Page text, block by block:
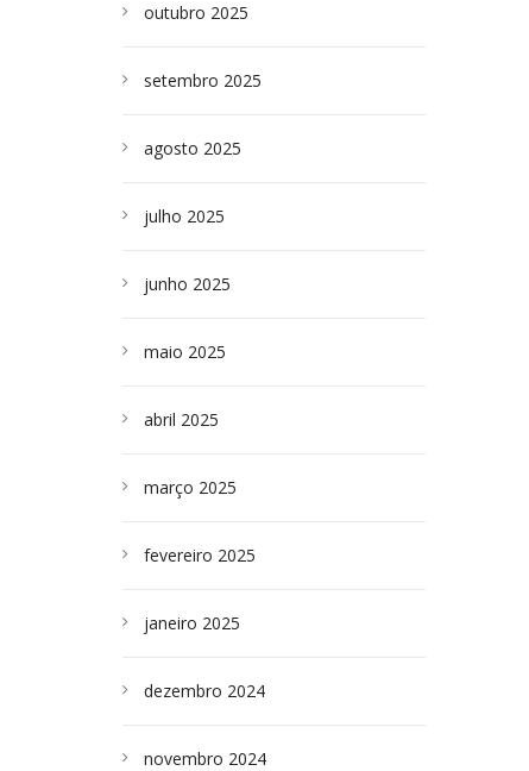
outubro 2025
setembro 2025
agosto 2025
julho 2025
junho 2025
maio 2025
abril 2025
março 2025
fevereiro 2025
janeiro 2025
dezembro 2024
novembro 2024